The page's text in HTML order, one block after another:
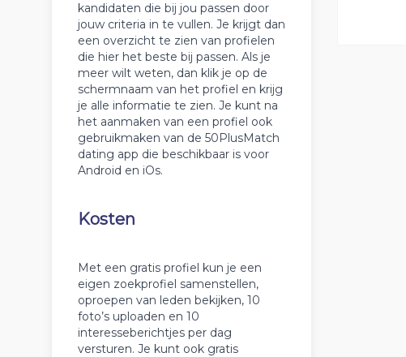
kandidaten die bij jou passen door
jouw criteria in te vullen. Je krijgt dan
een overzicht te zien van profielen
die hier het beste bij passen. Als je
meer wilt weten, dan klik je op de
schermnaam van het profiel en krijg
je alle informatie te zien. Je kunt na
het aanmaken van een profiel ook
gebruikmaken van de 50PlusMatch
dating app die beschikbaar is voor
Android en iOs.
Kosten
Met een gratis profiel kun je een
eigen zoekprofiel samenstellen,
oproepen van leden bekijken, 10
foto’s uploaden en 10
interesseberichtjes per dag
versturen. Je kunt ook gratis